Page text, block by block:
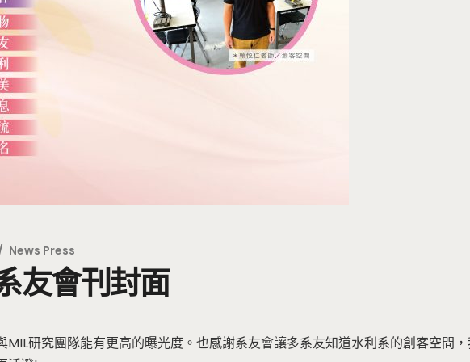
News Press
友會刊封面
MIL研究團隊能有更高的曝光度。也感謝系友會讓多系友知道水利系的創客空間